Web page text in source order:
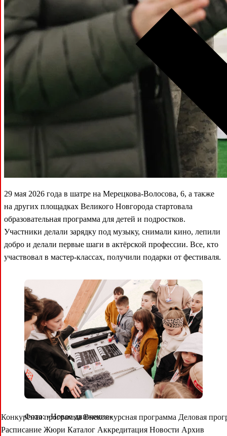
Конкурсная программаВнеконкурсная программа Деловая
Расписание Жюри Каталог Аккредитация Новости Архив
29 мая 2026 года в шатре на Мерецкова-Волосова, 6, а также
на других площадках Великого Новгорода стартовала
образовательная программа для детей и подростков.
Участники делали зарядку под музыку, снимали кино, лепили
добро и делали первые шаги в актёрской профессии. Все, кто
участвовал в мастер-классах, получили подарки от фестиваля.
Фото: «Новое движение»